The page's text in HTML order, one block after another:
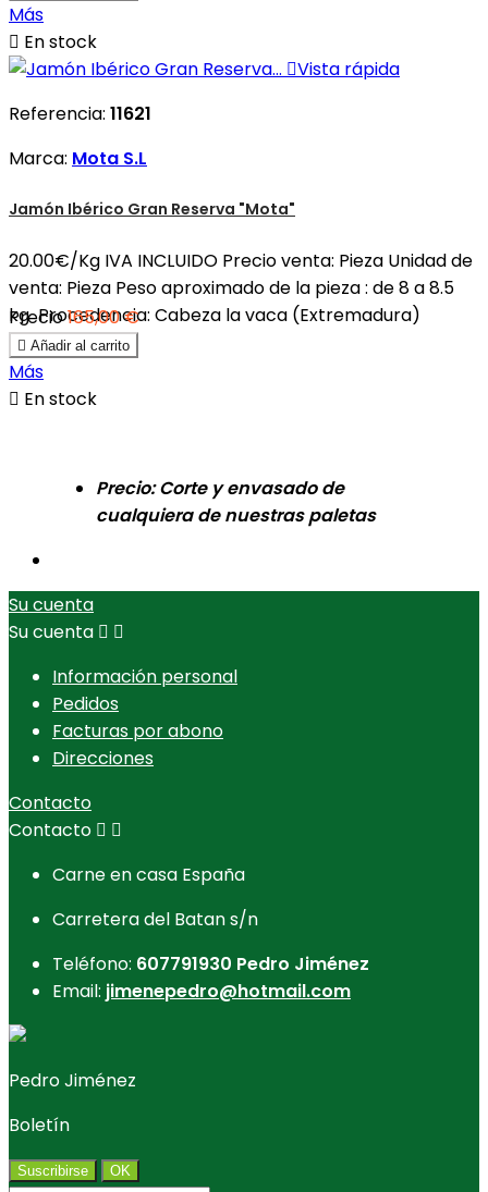
Más
 En stock
Vista rápida
Referencia: 11621
Marca: Mota S.L
Jamón Ibérico Gran Reserva "Mota"
20.00€/Kg IVA INCLUIDO Precio venta: Pieza Unidad de
venta: Pieza Peso aproximado de la pieza : de 8 a 8.5
kg Procedencia: Cabeza la vaca (Extremadura)
Precio165,00 €
 Añadir al carrito
Más
 En stock
Precio: Corte y envasado de
cualquiera de nuestras paletas
Su cuenta
Su cuenta  
Información personal
Pedidos
Facturas por abono
Direcciones
Contacto
Contacto  
Carne en casa España
Carretera del Batan s/n
Teléfono: 607791930 Pedro Jiménez
Email: jimenepedro@hotmail.com
Pedro Jiménez
Boletín